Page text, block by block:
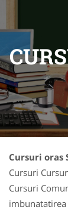
Cursuri oras
Cursuri
Cursuri